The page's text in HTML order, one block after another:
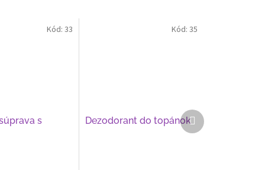
s
Kód:33
Dezodorant do topánok
Kód: 35
Ďalší
produkt